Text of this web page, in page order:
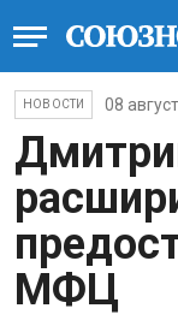
НОВОСТИ 08
МФЦ